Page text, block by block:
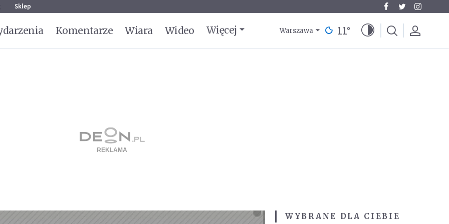
Sklep
Komentarze Wiara Wideo Więcej Warszawa 11°
WYBRANE DLA CIEBIE